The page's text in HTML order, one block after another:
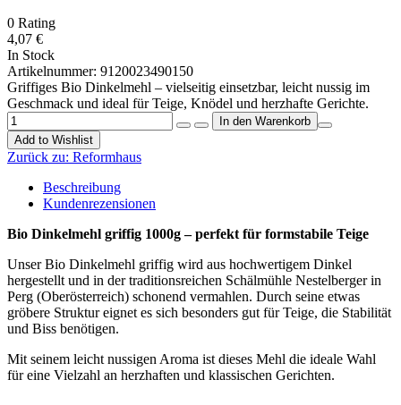
0 Rating
4,07 €
In Stock
Artikelnummer: 9120023490150
Griffiges Bio Dinkelmehl – vielseitig einsetzbar, leicht nussig im
Geschmack und ideal für Teige, Knödel und herzhafte Gerichte.
Add to Wishlist
Zurück zu: Reformhaus
Beschreibung
Kundenrezensionen
Bio Dinkelmehl griffig 1000g – perfekt für formstabile Teige
Unser Bio Dinkelmehl griffig wird aus hochwertigem Dinkel
hergestellt und in der traditionsreichen Schälmühle Nestelberger in
Perg (Oberösterreich) schonend vermahlen. Durch seine etwas
gröbere Struktur eignet es sich besonders gut für Teige, die Stabilität
und Biss benötigen.
Mit seinem leicht nussigen Aroma ist dieses Mehl die ideale Wahl
für eine Vielzahl an herzhaften und klassischen Gerichten.